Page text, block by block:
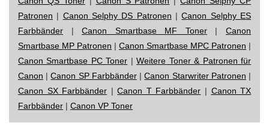
Patronen | Canon Selphy DS Patronen |Canon Selphy ES
Farbbänder |Canon Smartbase MF Toner|Canon
Smartbase MP Patronen | Canon Smartbase MPC Patronen |
Canon Smartbase PC Toner |Weitere Toner & Patronen für
Canon |Canon SP Farbbänder|Canon Starwriter Patronen |
Canon SX Farbbänder |Canon T Farbbänder | Canon TX
Farbbänder | Canon VP Toner